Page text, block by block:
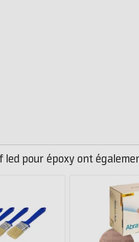
pour époxy ont